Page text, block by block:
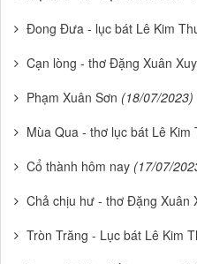
Đong Đưa - lục bát Lê Kim
Cạn lòng - thơ Đặng Xuân
Phạm Xuân Sơn (18/07/2023)
Mùa Qua - thơ lục bát Lê Kim
Cổ thành hôm nay (17/07/
Chả chịu hư - thơ Đặng Xuân
Tròn Trăng - Lục bát Lê Kim